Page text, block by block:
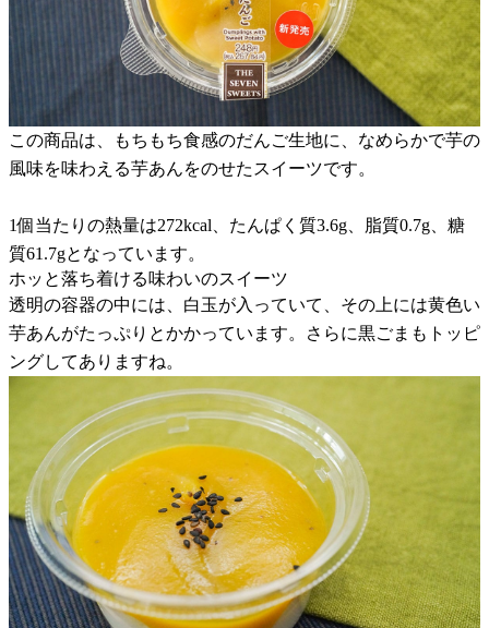
この商品は、もちもち食感のだんご生地に、なめらかで芋の
風味を味わえる芋あんをのせたスイーツです。
1個当たりの熱量は272kcal、たんぱく質3.6g、脂質0.7g、糖
質61.7gとなっています。
ホッと落ち着ける味わいのスイーツ
透明の容器の中には、白玉が入っていて、その上には黄色い
芋あんがたっぷりとかかっています。さらに黒ごまもトッピ
ングしてありますね。